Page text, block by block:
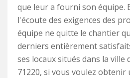
que leur a fourni son équipe.
l'écoute des exigences des
équipe ne quitte le chantier
derniers entièrement
ses locaux situés dans la ville
71220, si vous voulez obtenir